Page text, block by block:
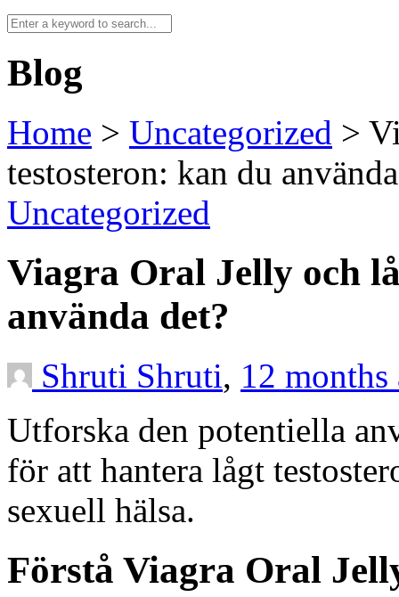
Blog
Home > Uncategorized >
testosteron: kan du
Uncategorized
Viagra Oral Jelly och
använda det?
Shruti Shruti, 12
Utforska den potentiella
för att hantera lågt
sexuell hälsa.
Förstå Viagra Oral